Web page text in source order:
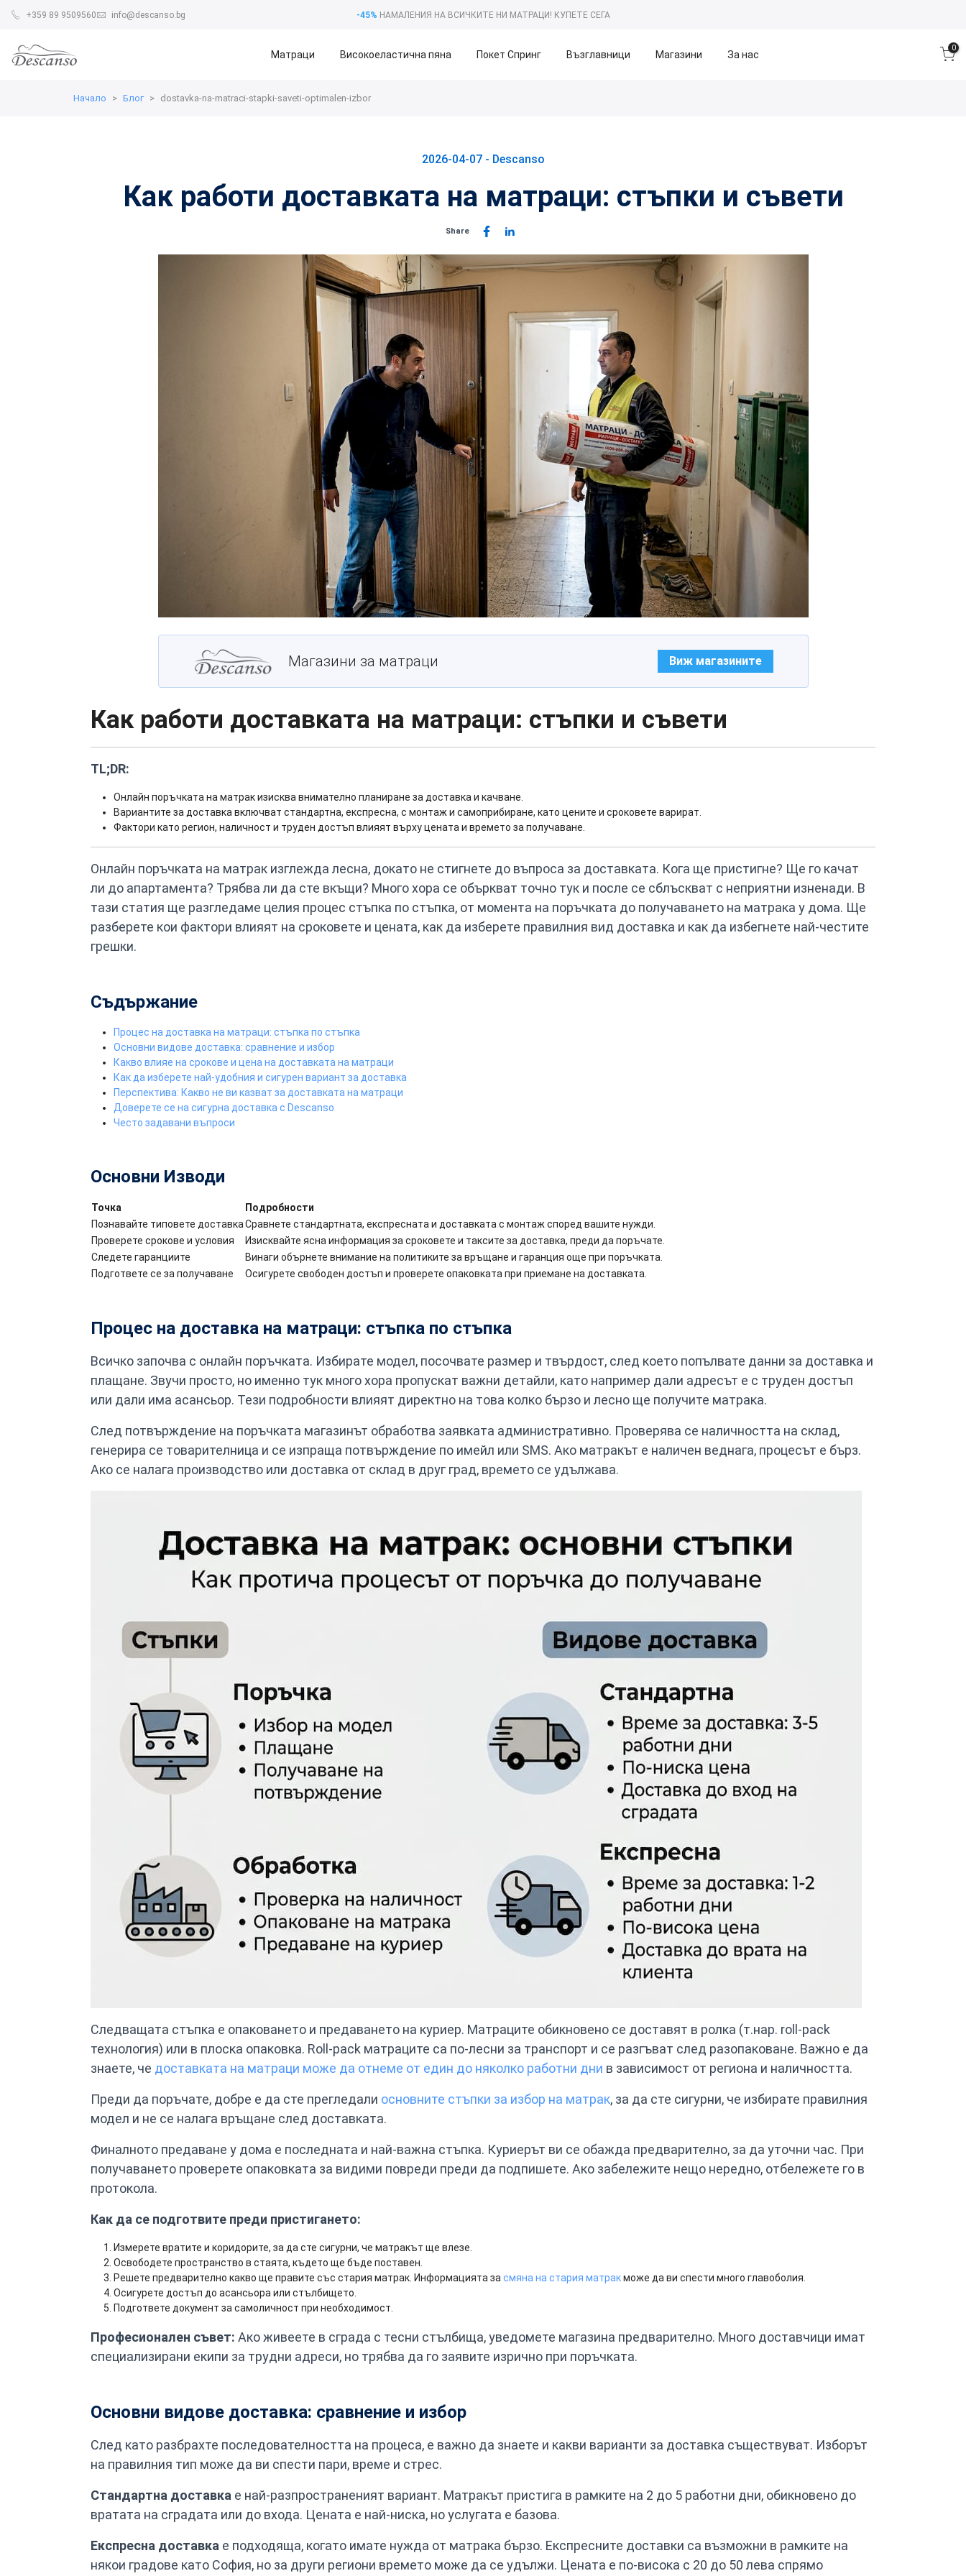
+359 89 9509560 info@descanso.bg -45% НАМАЛЕНИЯ НА ВСИЧКИТЕ НИ МАТРАЦИ! КУПЕТЕ СЕГА
Матраци Високоеластична пяна Покет Спринг Възглавници Магазини За нас
0
Начало Блог dostavka-na-matraci-stapki-saveti-optimalen-izbor
2026-04-07 - Descanso
Как работи доставката на матраци: стъпки и съвети
Share
Магазини за матраци Виж магазините
Как работи доставката на матраци: стъпки и съвети
TL;DR:
Онлайн поръчката на матрак изисква внимателно планиране за доставка и качване.
Вариантите за доставка включват стандартна, експресна, с монтаж и самоприбиране, като цените и сроковете варират.
Фактори като регион, наличност и труден достъп влияят върху цената и времето за получаване.
Онлайн поръчката на матрак изглежда лесна, докато не стигнете до въпроса за доставката. Кога ще пристигне? Ще го качат
ли до апартамента? Трябва ли да сте вкъщи? Много хора се объркват точно тук и после се сблъскват с неприятни изненади. В
тази статия ще разгледаме целия процес стъпка по стъпка, от момента на поръчката до получаването на матрака у дома. Ще
разберете кои фактори влияят на сроковете и цената, как да изберете правилния вид доставка и как да избегнете най-честите
грешки.
Съдържание
Процес на доставка на матраци: стъпка по стъпка
Основни видове доставка: сравнение и избор
Какво влияе на срокове и цена на доставката на матраци
Как да изберете най-удобния и сигурен вариант за доставка
Перспектива: Какво не ви казват за доставката на матраци
Доверете се на сигурна доставка с Descanso
Често задавани въпроси
Основни Изводи
Точка
Подробности
Познавайте типовете доставкаСравнете стандартната, експресната и доставката с монтаж според вашите нужди.
Проверете срокове и условия
Изисквайте ясна информация за сроковете и таксите за доставка, преди да поръчате.
Следете гаранциите
Винаги обърнете внимание на политиките за връщане и гаранция още при поръчката.
Подгответе се за получаване
Осигурете свободен достъп и проверете опаковката при приемане на доставката.
Процес на доставка на матраци: стъпка по стъпка
Всичко започва с онлайн поръчката. Избирате модел, посочвате размер и твърдост, след което попълвате данни за доставка и
плащане. Звучи просто, но именно тук много хора пропускат важни детайли, като например дали адресът е с труден достъп
или дали има асансьор. Тези подробности влияят директно на това колко бързо и лесно ще получите матрака.
След потвърждение на поръчката магазинът обработва заявката административно. Проверява се наличността на склад,
генерира се товарителница и се изпраща потвърждение по имейл или SMS. Ако матракът е наличен веднага, процесът е бърз.
Ако се налага производство или доставка от склад в друг град, времето се удължава.
Следващата стъпка е опаковането и предаването на куриер. Матраците обикновено се доставят в ролка (т.нар. roll-pack
технология) или в плоска опаковка. Roll-pack матраците са по-лесни за транспорт и се разгъват след разопаковане. Важно е да
знаете, че доставката на матраци може да отнеме от един до няколко работни дни в зависимост от региона и наличността.
Преди да поръчате, добре е да сте прегледали основните стъпки за избор на матрак, за да сте сигурни, че избирате правилния
модел и не се налага връщане след доставката.
Финалното предаване у дома е последната и най-важна стъпка. Куриерът ви се обажда предварително, за да уточни час. При
получаването проверете опаковката за видими повреди преди да подпишете. Ако забележите нещо нередно, отбележете го в
протокола.
Как да се подготвите преди пристигането:
Измерете вратите и коридорите, за да сте сигурни, че матракът ще влезе.
Освободете пространство в стаята, където ще бъде поставен.
Решете предварително какво ще правите със стария матрак. Информацията за смяна на стария матракможе да ви спести много главоболия.
Осигурете достъп до асансьора или стълбището.
Подгответе документ за самоличност при необходимост.
Професионален съвет: Ако живеете в сграда с тесни стълбища, уведомете магазина предварително. Много доставчици имат
специализирани екипи за трудни адреси, но трябва да го заявите изрично при поръчката.
Основни видове доставка: сравнение и избор
След като разбрахте последователността на процеса, е важно да знаете и какви варианти за доставка съществуват. Изборът
на правилния тип може да ви спести пари, време и стрес.
Стандартна доставка е най-разпространеният вариант. Матракът пристига в рамките на 2 до 5 работни дни, обикновено до
вратата на сградата или до входа. Цената е най-ниска, но услугата е базова.
Експресна доставка е подходяща, когато имате нужда от матрака бързо. Експресните доставки са възможни в рамките на
някои градове като София, но за други региони времето може да се удължи. Цената е по-висока с 20 до 50 лева спрямо